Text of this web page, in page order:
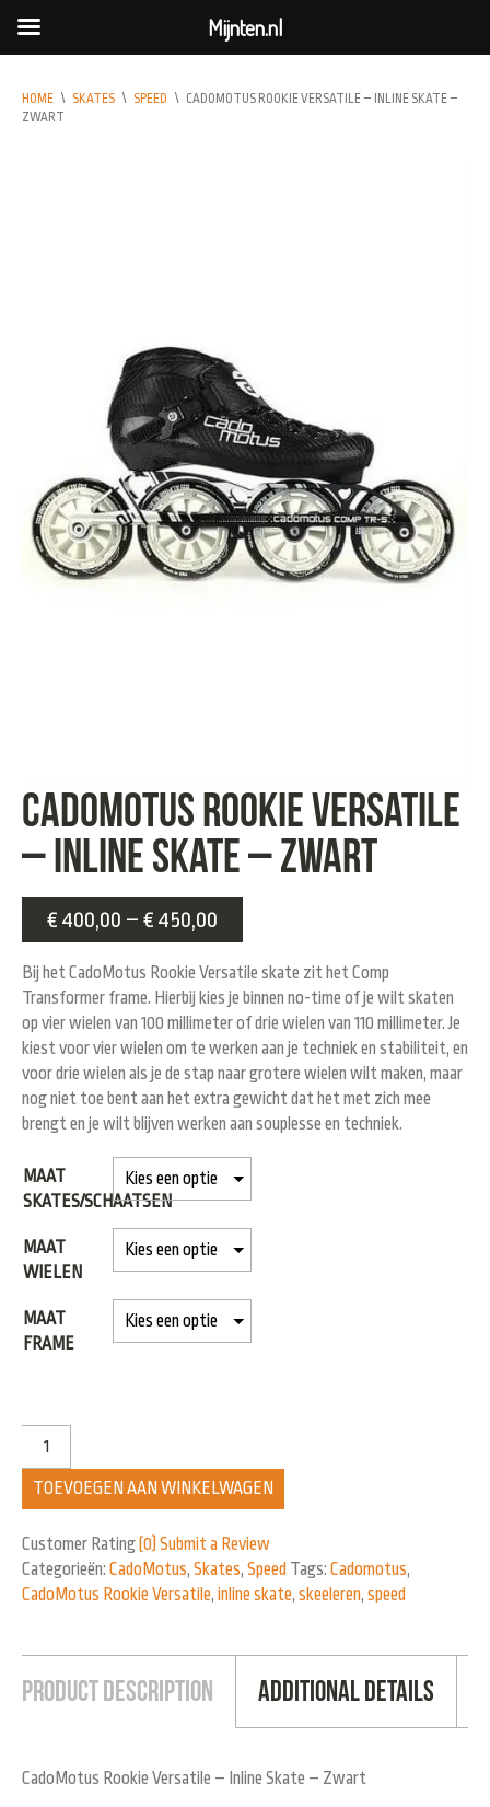
HOME \ SKATES \ SPEED \ CADOMOTUS ROOKIE VERSATILE – INLINE SKATE –
ZWART
CadoMotus Rookie Versatile
– Inline Skate – Zwart
€ 400,00 – € 450,00
Bij het CadoMotus Rookie Versatile skate zit het Comp
Transformer frame. Hierbij kies je binnen no-time of je wilt skaten
op vier wielen van 100 millimeter of drie wielen van 110 millimeter. Je
kiest voor vier wielen om te werken aan je techniek en stabiliteit, en
voor drie wielen als je de stap naar grotere wielen wilt maken, maar
nog niet toe bent aan het extra gewicht dat het met zich mee
brengt en je wilt blijven werken aan souplesse en techniek.
MAAT
SKATES/SCHAATSEN
MAAT
WIELEN
MAAT
FRAME
TOEVOEGEN AAN WINKELWAGEN
Customer Rating(0) Submit a Review
Categorieën: CadoMotus, Skates, Speed Tags: Cadomotus,
CadoMotus Rookie Versatile, inline skate, skeeleren, speed
Product Description Additional Details
CadoMotus Rookie Versatile – Inline Skate – Zwart
Mijnten.nl